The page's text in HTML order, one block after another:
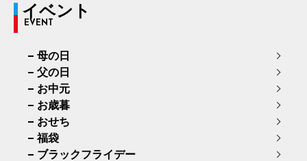
イベント
EVENT
母の日
父の日
お中元
お歳暮
おせち
福袋
ブラックフライデー